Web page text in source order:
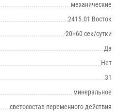
механические
2415.01 Восток
-20+60 сек/сутки
Да
Нет
31
минеральное
светосостав переменного действия